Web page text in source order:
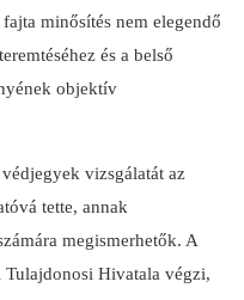
minősítés nem elegendő
és a belső
objektív
vizsgálatát az
tette, annak
megismerhetők. A
Hivatala végzi,